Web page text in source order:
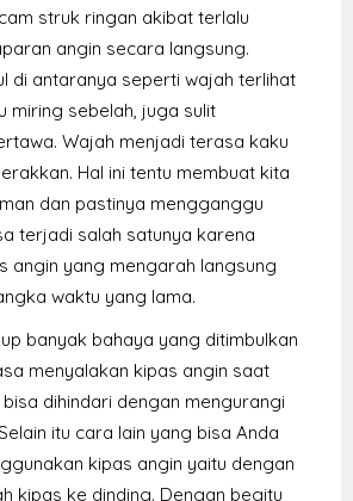
struk ringan akibat terlalu
angin secara langsung.
di antaranya seperti wajah terlihat
miring sebelah, juga sulit
Wajah menjadi terasa kaku
Hal ini tentu membuat kita
dan pastinya mengganggu
terjadi salah satunya karena
angin yang mengarah langsung
waktu yang lama.
banyak bahaya yang ditimbulkan
menyalakan kipas angin saat
dihindari dengan mengurangi
itu cara lain yang bisa Anda
kipas angin yaitu dengan
kipas ke dinding. Dengan begitu